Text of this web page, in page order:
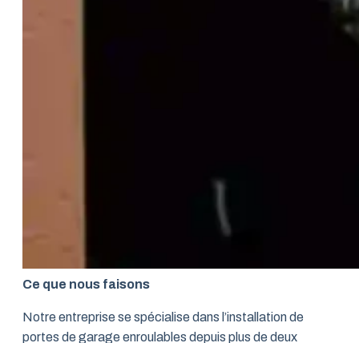
Ce que nous faisons
Notre entreprise se spécialise dans l’installation de
portes de garage enroulables depuis plus de deux